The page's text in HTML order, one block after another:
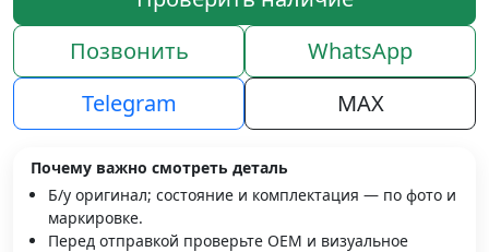
Позвонить
WhatsApp
Telegram
MAX
Почему важно смотреть деталь
Б/у оригинал; состояние и комплектация — по фото и
маркировке.
Перед отправкой проверьте OEM и визуальное